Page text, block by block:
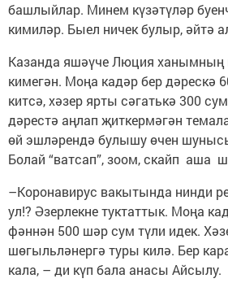
башлыйлар. Минем күзәтүләр
кимиләр. Быел ничек булыр, әйтә
Казанда яшәүче Люция
кимегән. Моңа кадәр бер дәрескә
китсә, хәзер ярты сәгатькә 300
дәрестә аңлап җиткермәгән
өй эшләрендә булышу өчен
Болай “ватсап”, зоом, скайп аша
–Коронавирус вакытында нинди
ул!? Әзерлекне туктаттык. Моңа
фәннән 500 шәр сум түли идек.
шөгыльләнергә туры килә. Бер
кала, – ди күп бала анасы Айсылу.